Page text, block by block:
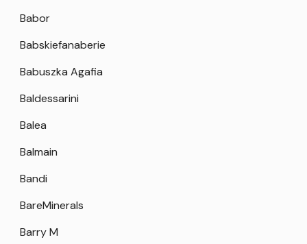
Babor
Babskiefanaberie
Babuszka Agafia
Baldessarini
Balea
Balmain
Bandi
BareMinerals
Barry M